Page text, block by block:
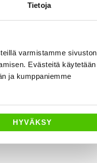
Tietoja
varmistamme sivuston
Evästeitä käytetään
ja kumppaniemme
HYVÄKSY